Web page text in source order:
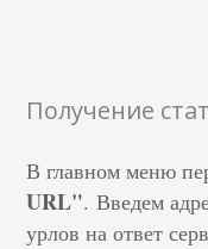
Получение
В главном меню
URL". Введем
урлов на ответ